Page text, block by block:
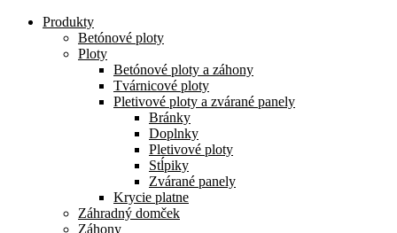
Produkty
Betónové ploty
Ploty
Betónové ploty a záhony
Tvárnicové ploty
Pletivové ploty a zvárané panely
Bránky
Doplnky
Pletivové ploty
Stĺpiky
Zvárané panely
Krycie platne
Záhradný domček
Záhony